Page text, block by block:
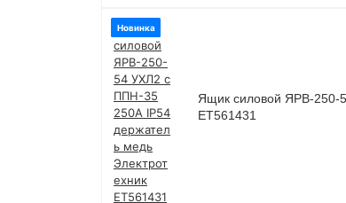
Новинка
Ящик силовой ЯРВ-250-
ET561431